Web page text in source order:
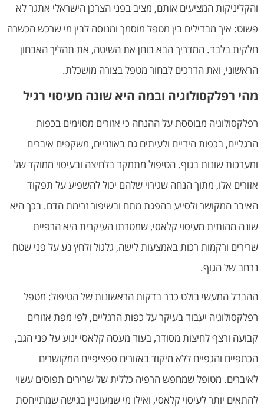
והקליניקות המציעים אותם, מציב בפני הצרכן הישראלי אתגר לא
פשוט: איך מבדילים בין מטפל מוסמך ומנוסה לבין מי שרכש הכשרה
חלקית בלבד. המדריך הבא בוחן את השיטה, את תהליך האבחון
הראשוני, ואת הדרכים לבחור מטפל בצורה מושכלת.
מהי רפלקסולוגיה ובמה היא שונה מעיסוי רגיל
רפלקסולוגיה מבוססת על ההנחה כי אזורים מסוימים בכפות
הרגליים, בכפות הידיים ולעיתים גם באוזניים, משקפים איברים
ומערכות שונות בגוף. הטיפול מתמקד בלחיצה ובעיסוי ממוקד של
אזורים אלו, מתוך הנחה שגירוי שלהם יכול להשפיע על תפקוד
האיבר המקושר ולסייע בהפגת מתח ובשיפור זרימת הדם. בכך היא
שונה מהותית מעיסוי קלאסי, שמטרתו העיקרית היא הרפיית
שרירים ורקמות רכות באמצעות לישה, גלגול ולחץ נע על פני שטח
נרחב של הגוף.
ההבדל המעשי בולט כבר בדקות הראשונות של הטיפול: מטפל
רפלקסולוגיה יעבוד בעיקר על כפות הרגליים, לפי מפת אזורים
קבועה ורצף לחיצות מסודר, בעוד מעסה קלאסי ינוע על פני הגב,
הכתפיים והגפיים ללא מיקוד באזורים ספציפיים המקושרים
לאיברים. מטופל שמחפש הרפיה כללית של שרירים תפוסים עשוי
להתאים יותר לעיסוי קלאסי, ואילו מי שמעוניין בגישה שמתייחסת